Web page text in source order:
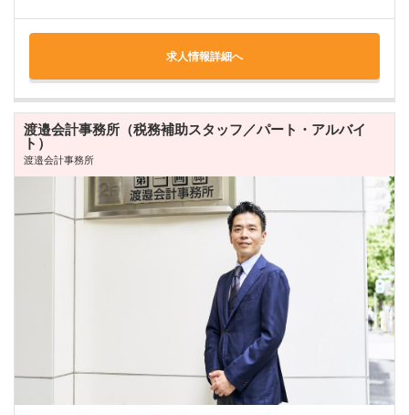
求人情報詳細へ
渡邉会計事務所（税務補助スタッフ／パート・アルバイ
ト）
渡邉会計事務所